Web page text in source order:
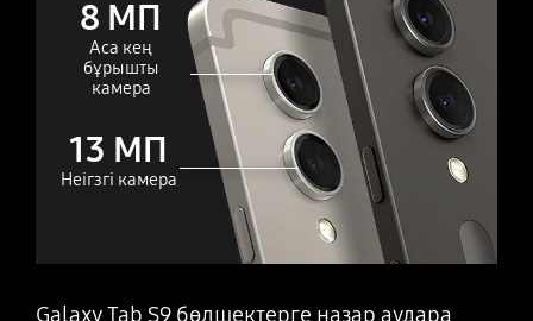
8 МП
Аса кең
бұрышты
камера
13 МП
Неігзгі камера
Galaxy Tab S9 бөлшектерге назар аудара